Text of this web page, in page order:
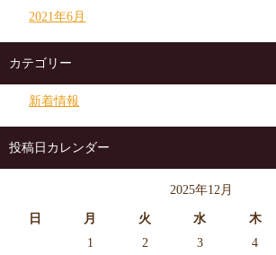
2021年6月
カテゴリー
新着情報
投稿日カレンダー
2025年12月
日 月 火 水 木
1 2 3 4